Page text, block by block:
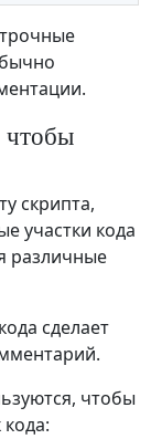
чтобы
скрипта,
участки кода
различные
сделает
чтобы